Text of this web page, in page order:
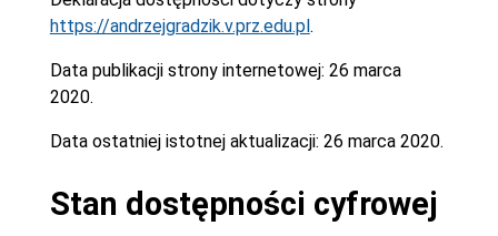
https://andrzejgradzik.v.prz.edu.pl.
Data publikacji strony internetowej: 26 marca
2020.
Data ostatniej istotnej aktualizacji: 26 marca 2020.
Stan dostępności cyfrowej